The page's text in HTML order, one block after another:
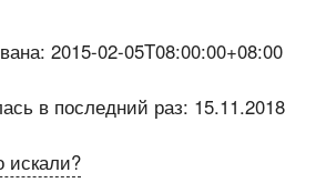
2015-02-05T08:00:00+08:00
в последний раз: 15.11.2018
искали?